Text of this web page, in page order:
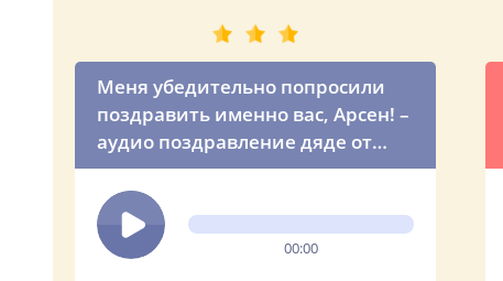
Меня убедительно попросили
поздравить именно вас, Арсен! –
аудио поздравление дяде от
Владимира Владимировича
00:00